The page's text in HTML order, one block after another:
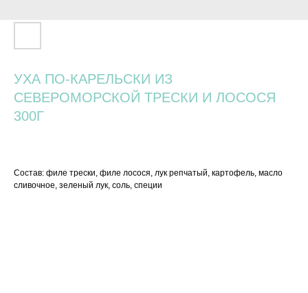
УХА ПО-КАРЕЛЬСКИ ИЗ
СЕВЕРОМОРСКОЙ ТРЕСКИ И ЛОСОСЯ
300Г
Состав: филе трески, филе лосося, лук репчатый, картофель, масло
сливочное, зеленый лук, соль, специи